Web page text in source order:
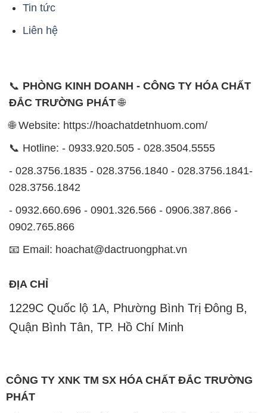
Tin tức
Liên hệ
📞 PHÒNG KINH DOANH - CÔNG TY HÓA CHẤT
ĐẮC TRƯỜNG PHÁT🌐
🌐 Website: https://hoachatdetnhuom.com/
📞 Hotline: - 0933.920.505 - 028.3504.5555
- 028.3756.1835 - 028.3756.1840 - 028.3756.1841-
028.3756.1842
- 0932.660.696 - 0901.326.566 - 0906.387.866 -
0902.765.866
📧 Email: hoachat@dactruongphat.vn
ĐỊA CHỈ
1229C Quốc lộ 1A, Phường Bình Trị Đông B,
Quận Bình Tân, TP. Hồ Chí Minh
CÔNG TY XNK TM SX HÓA CHẤT ĐẮC TRƯỜNG
PHÁT